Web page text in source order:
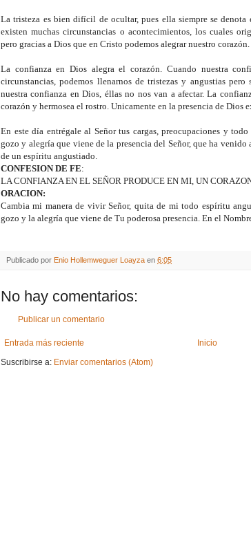
La tristeza es bien difícil de ocultar, pues ella siempre se
existen muchas circunstancias o acontecimientos, los cuales
pero gracias a Dios que en Cristo podemos alegrar nuestro corazón.
La confianza en Dios alegra el corazón. Cuando nuestra
circunstancias, podemos llenarnos de tristezas y angustias
nuestra confianza en Dios, éllas no nos van a afectar. La
corazón y hermosea el rostro. Unicamente en la presencia de Dios
En este día entrégale al Señor tus cargas, preocupaciones y
gozo y alegría que viene de la presencia del Señor, que ha
de un espíritu angustiado.
CONFESION DE FE:
LA CONFIANZA EN EL SEÑOR PRODUCE EN MI, UN
ORACION:
Cambia mi manera de vivir Señor, quita de mi todo espíritu
gozo y la alegría que viene de Tu poderosa presencia. En el
Publicado por Enio Hollemweguer Loayza en 6:05
No hay comentarios:
Publicar un comentario
Entrada más reciente
Inicio
Suscribirse a: Enviar comentarios (Atom)